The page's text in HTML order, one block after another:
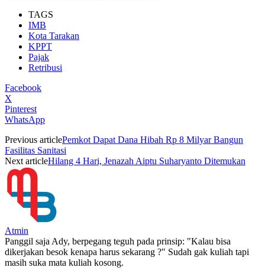
TAGS
IMB
Kota Tarakan
KPPT
Pajak
Retribusi
Facebook
X
Pinterest
WhatsApp
Previous articlePemkot Dapat Dana Hibah Rp 8 Milyar Bangun
Fasilitas Sanitasi
Next articleHilang 4 Hari, Jenazah Aiptu Suharyanto Ditemukan
Atmin
Panggil saja Ady, berpegang teguh pada prinsip: "Kalau bisa
dikerjakan besok kenapa harus sekarang ?" Sudah gak kuliah tapi
masih suka mata kuliah kosong.